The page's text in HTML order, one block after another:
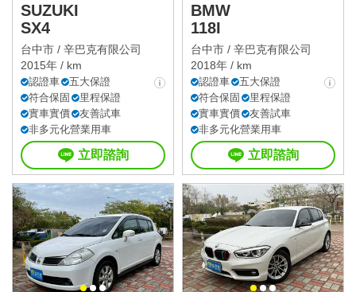
SUZUKI
SX4
台中市 / 辛巴克有限公司
2015年 / km
認證車
五大保證
符合保固
里程保證
實車實價
友善試車
非多元化營業用車
立即諮詢
BMW
118I
台中市 / 辛巴克有限公司
2018年 / km
認證車
五大保證
符合保固
里程保證
實車實價
友善試車
非多元化營業用車
立即諮詢